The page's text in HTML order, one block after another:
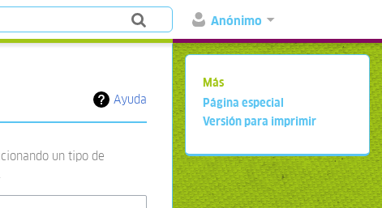
Anónimo
Ayuda
un tipo de
Más
Página especial
Versión para imprimir